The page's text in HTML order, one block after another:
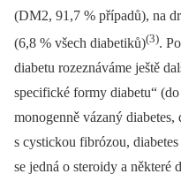
(DM2, 91,7 % případů), na
(6,8 % všech diabetiků)(3).
diabetu rozeznáváme ještě
specifické formy diabetu“
monogenně vázaný
s cystickou fibrózou,
se jedná o steroidy a některé